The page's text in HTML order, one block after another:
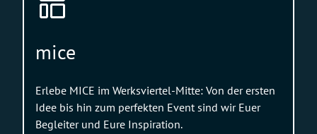
mice
Erlebe MICE im Werksviertel-Mitte: Von der ersten
Idee bis hin zum perfekten Event sind wir Euer
Begleiter und Eure Inspiration.